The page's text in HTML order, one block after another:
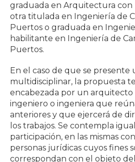
graduada en Arquitectura con
otra titulada en Ingeniería de
Puertos o graduada en
habilitante en Ingeniería de
Puertos.
En el caso de que se presente
multidisciplinar, la propuesta
encabezada por un arquitecto
ingeniero o ingeniera que
anteriores y que ejercerá de
los trabajos. Se contempla
participación, en las mismas
personas jurídicas cuyos fines
correspondan con el objeto